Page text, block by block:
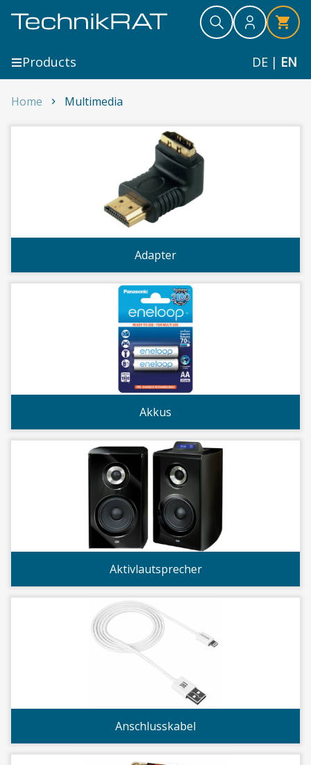
Search
Search
Search
DE | EN
Products
Home Multimedia
Adapter
Akkus
Aktivlautsprecher
Anschlusskabel